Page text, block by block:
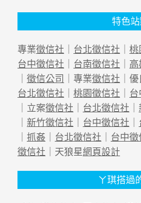
特色
專業徵信社 台北徵信社 桃
台中徵信社
台南徵信社
徵信公司 ｜專業徵信社 ｜
台北徵信社
桃園徵信社
｜立案徵信社 台北徵信社
新竹徵信社 台中徵信社
抓姦 台北徵信社 台中徵
徵信社 ｜天狼星網頁設計
ㄚ琪搭過